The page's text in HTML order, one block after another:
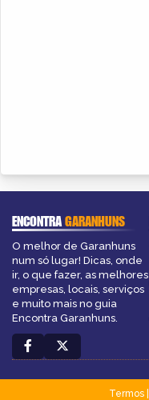
ENCONTRAGARANHUNS
O melhor de Garanhuns
num só lugar! Dicas, onde
ir, o que fazer, as melhores
empresas, locais, serviços
e muito mais no guia
Encontra Garanhuns.
Termos|